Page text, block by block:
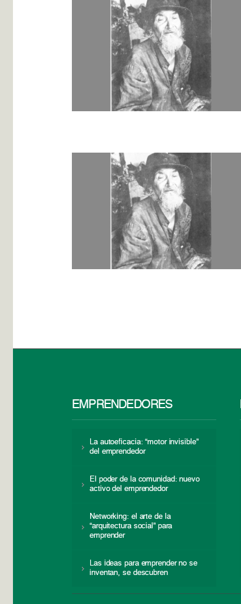
EMPRENDEDORES
La autoeficacia: “motor invisible”
del emprendedor
El poder de la comunidad: nuevo
activo del emprendedor
Networking: el arte de la
“arquitectura social” para
emprender
Las ideas para emprender no se
inventan, se descubren